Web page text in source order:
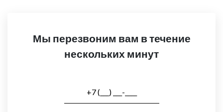
Мы перезвоним вам в течение
нескольких минут